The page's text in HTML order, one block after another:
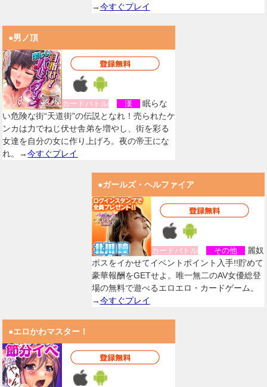
→今すぐプレイ
●男ノ頂
カードバトル 漢
眠らな
い危険な街“天道街”の伝説となれ！売られたケ
ンカは力でねじ伏せ舎弟を増やし、街を彩る
女達を自分の女に作り上げろ。夜の帝王にな
れ。→今すぐプレイ
●ガールズ・ヘルファイア
カードバトル その他
麗奴
ボスをイかせてイベントポイント入手!!貯めて
豪華報酬をGETせよ。唯一無二のAV女優総登
場の無料で遊べるエロエロ・カードゲーム。
→今すぐプレイ
●エロかわマスター！